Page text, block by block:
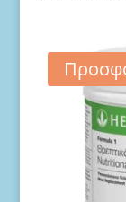
65.00